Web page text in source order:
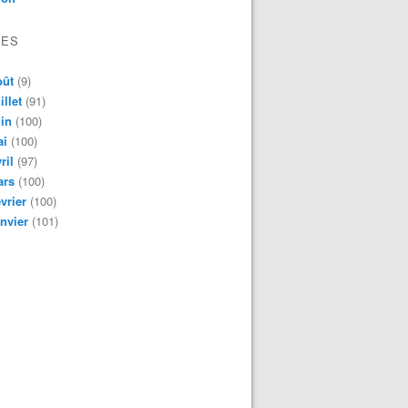
(9)
(91)
(100)
(100)
(97)
(100)
(100)
(101)